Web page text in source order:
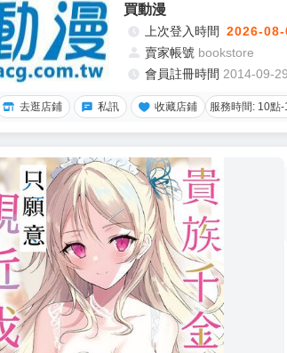
買動漫
上次登入時間 2026-08-
賣家帳號 bookstore
會員註冊時間 2014-09-29
去逛店鋪 私訊 收藏店鋪 服務時間: 10點